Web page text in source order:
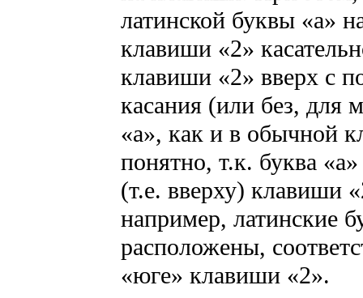
латинской буквы «а»
клавиши «2»
клавиши «2» вверх с
касания (или без, для
«а», как и в обычной
понятно, т.к. буква
(т.е. вверху) клавиши
например, латинские
расположены,
«юге» клавиши «2».